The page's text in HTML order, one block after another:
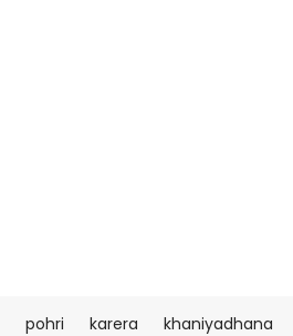
pohri karera khaniyadhana